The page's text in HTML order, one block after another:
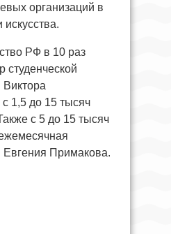
организаций в
РФ в 10 раз
студенческой
1,5 до 15 тысяч
с 5 до 15 тысяч
Евгения Примакова.